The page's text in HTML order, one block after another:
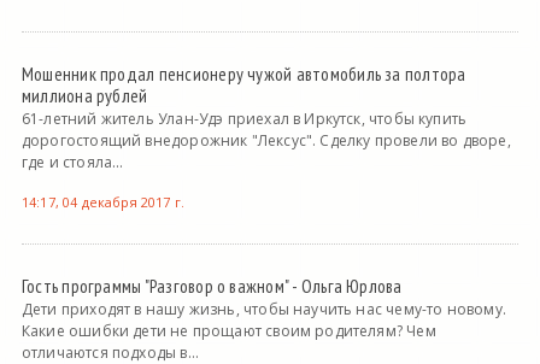
Мошенник продал пенсионеру чужой автомобиль за полтора
миллиона рублей
61-летний житель Улан-Удэ приехал в Иркутск, чтобы купить
дорогостоящий внедорожник "Лексус". Сделку провели во дворе,
где и стояла...
14:17, 04 декабря 2017 г.
Гость программы "Разговор о важном" - Ольга Юрлова
Дети приходят в нашу жизнь, чтобы научить нас чему-то новому.
Какие ошибки дети не прощают своим родителям? Чем
отличаются подходы в...